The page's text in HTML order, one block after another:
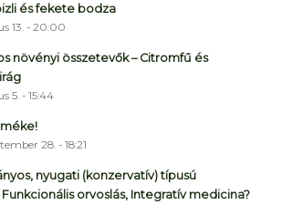
és fekete bodza
13. - 20:00
növényi összetevők – Citromfű és
5. - 15:44
28. - 18:21
nyugati (konzervatív) típusú
Funkcionális orvoslás, Integratív medicina?